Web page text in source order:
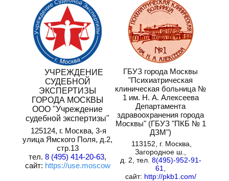
УЧРЕЖДЕНИЕ
СУДЕБНОЙ
ЭКСПЕРТИЗЫ
ГОРОДА МОСКВЫ
ООО "Учреждение
судебной экспертизы"
125124, г. Москва, 3-я
улица Ямского Поля, д.2,
стр.13
тел.8 (495) 414-20-63,
сайт: https://use.moscow
ГБУЗ города Москвы
"Психиатрическая
клиническая больница №
1 им. Н. А. Алексеева
Департамента
здравоохранения города
Москвы" (ГБУЗ "ПКБ № 1
ДЗМ")
113152, г. Москва,
Загородное ш.,
д. 2, тел. 8(495)-952-91-
61
сайт: http://pkb1.com/